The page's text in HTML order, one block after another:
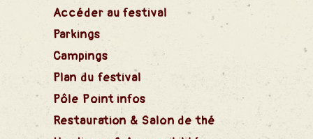
Accéder au festival
Parkings
Campings
Plan du festival
Pôle Point infos
Restauration & Salon de thé